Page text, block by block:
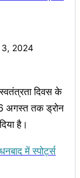
2024
दिवस के
अगस्त तक ड्रोन
है।
में स्पोर्ट्स